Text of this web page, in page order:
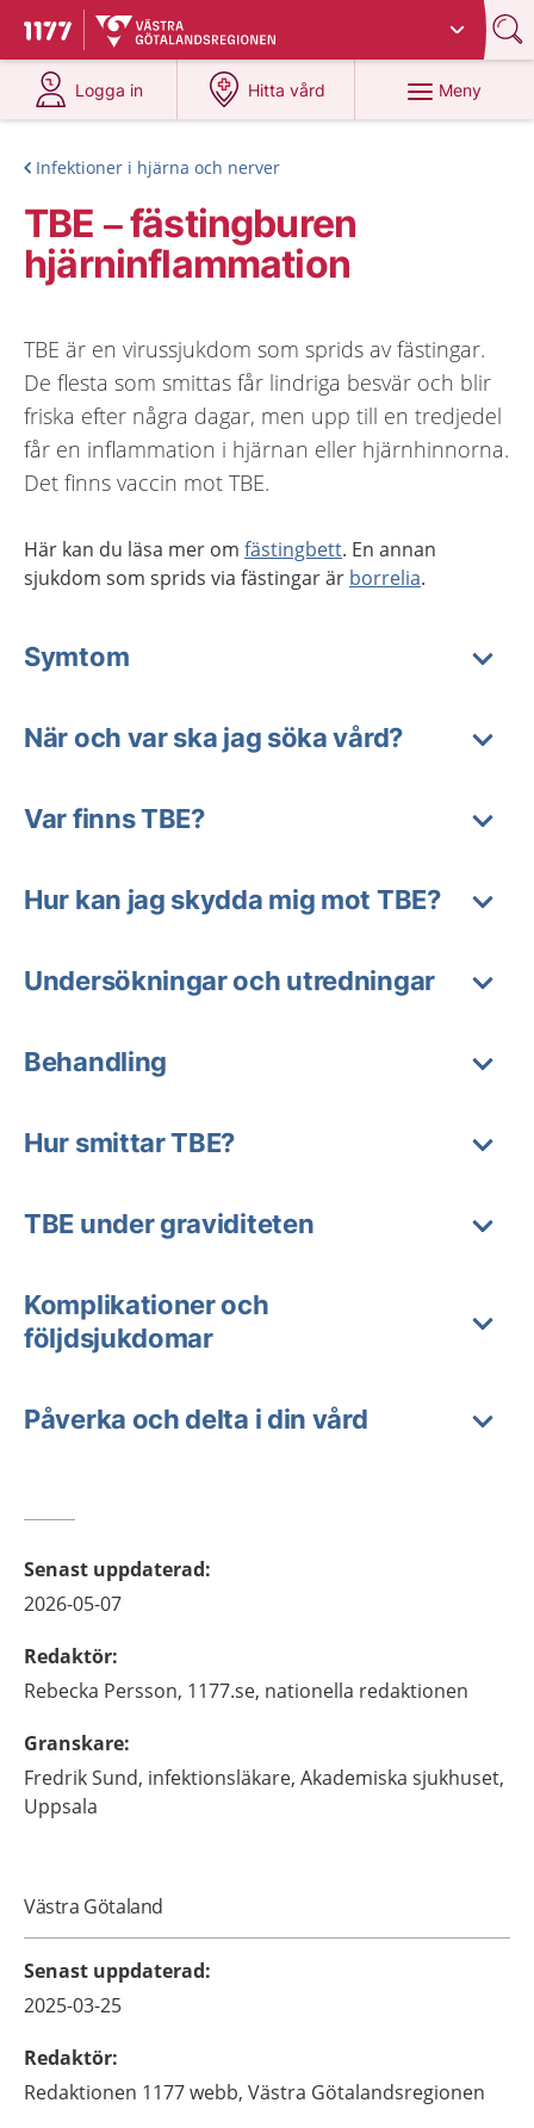
Till startsidan för 1177
Du har valt region
Logga in
på 1177.se
Hitta vård
på 1177.se
Meny
Infektioner i hjärna och nerver
TBE – fästingburen
hjärninflammation
TBE är en virussjukdom som sprids av fästingar.
De flesta som smittas får lindriga besvär och blir
friska efter några dagar, men upp till en tredjedel
får en inflammation i hjärnan eller hjärnhinnorna.
Det finns vaccin mot TBE.
Här kan du läsa mer om fästingbett. En annan
sjukdom som sprids via fästingar är borrelia.
Symtom
När och var ska jag söka vård?
Var finns TBE?
Hur kan jag skydda mig mot TBE?
Undersökningar och utredningar
Behandling
Hur smittar TBE?
TBE under graviditeten
Komplikationer och
följdsjukdomar
Påverka och delta i din vård
Senast uppdaterad:
2026-05-07
Redaktör:
Rebecka Persson, 1177.se, nationella redaktionen
Granskare:
FredrikSund, infektionsläkare, Akademiska sjukhuset,
Uppsala
Västra Götaland
Senast uppdaterad:
2025-03-25
Redaktör:
Redaktionen 1177 webb, Västra Götalandsregionen